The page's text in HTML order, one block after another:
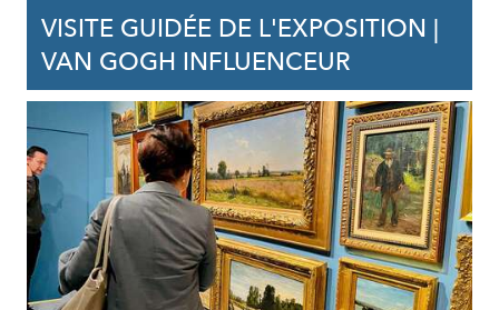
VISITE GUIDÉE DE L'EXPOSITION |
VAN GOGH INFLUENCEUR